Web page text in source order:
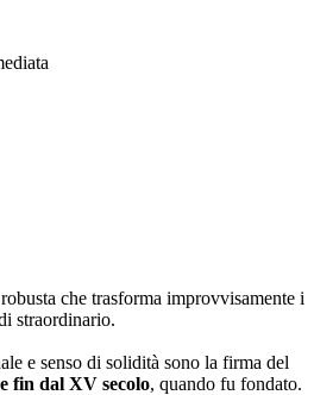
che trasforma improvvisamente i
straordinario.
e senso di solidità sono la firma del
fin dal XV secolo, quando fu fondato.